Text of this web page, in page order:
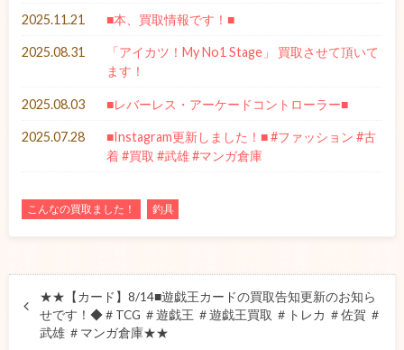
2025.11.21 ■本、買取情報です！■
2025.08.31
「アイカツ！My No1 Stage」 買取させて頂いて
ます！
2025.08.03 ■レバーレス・アーケードコントローラー■
2025.07.28
■Instagram更新しました！■ #ファッション #古
着 #買取 #武雄 #マンガ倉庫
こんなの買取ました！ 釣具
★★【カード】8/14■遊戯王カードの買取告知更新のお知ら
せです！◆＃TCG ＃遊戯王 ＃遊戯王買取 ＃トレカ ＃佐賀 ＃
武雄 ＃マンガ倉庫★★